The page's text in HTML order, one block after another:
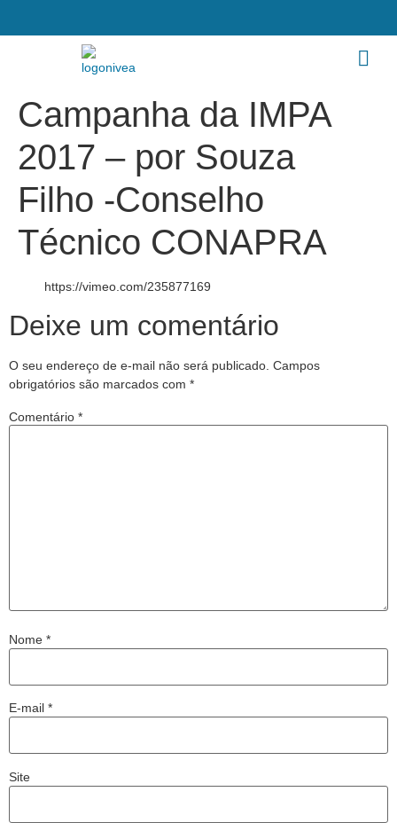
Campanha da IMPA
2017 – por Souza
Filho -Conselho
Técnico CONAPRA
https://vimeo.com/235877169
Deixe um comentário
O seu endereço de e-mail não será publicado. Campos
obrigatórios são marcados com *
Comentário *
Nome *
E-mail *
Site